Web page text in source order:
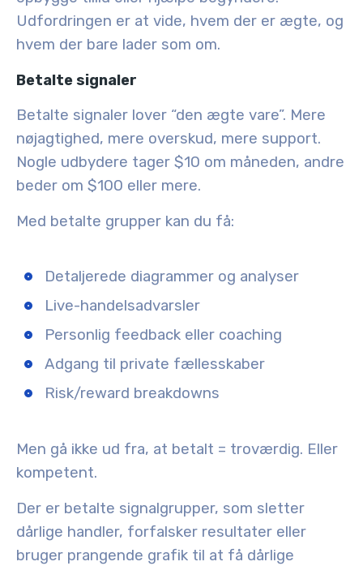
Udfordringen er at vide, hvem der er ægte, og
hvem der bare lader som om.
Betalte signaler
Betalte signaler lover “den ægte vare”. Mere
nøjagtighed, mere overskud, mere support.
Nogle udbydere tager $10 om måneden, andre
beder om $100 eller mere.
Med betalte grupper kan du få:
Detaljerede diagrammer og analyser
Live-handelsadvarsler
Personlig feedback eller coaching
Adgang til private fællesskaber
Risk/reward breakdowns
Men gå ikke ud fra, at betalt = troværdig. Eller
kompetent.
Der er betalte signalgrupper, som sletter
dårlige handler, forfalsker resultater eller
bruger prangende grafik til at få dårlige